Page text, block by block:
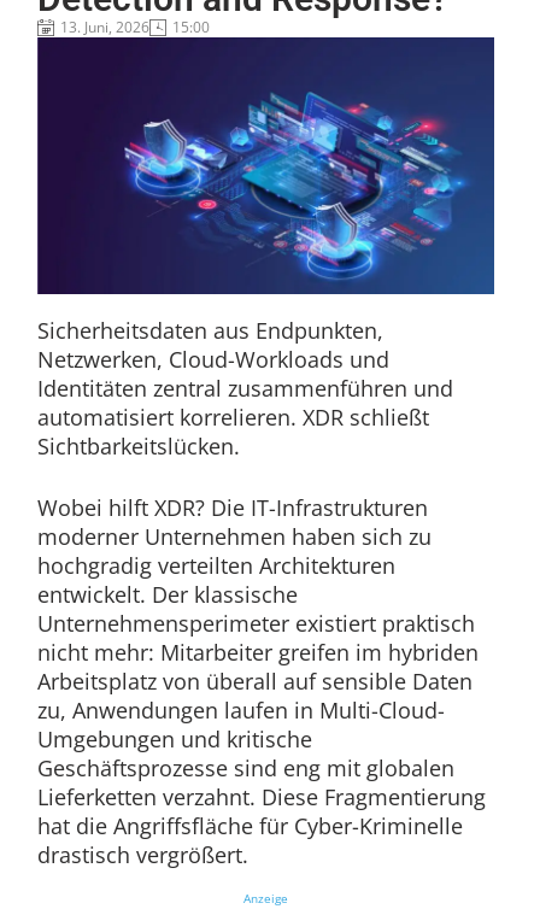
13. Juni, 2026 15:00
Sicherheitsdaten aus Endpunkten,
Netzwerken, Cloud-Workloads und
Identitäten zentral zusammenführen und
automatisiert korrelieren. XDR schließt
Sichtbarkeitslücken.
Wobei hilft XDR? Die IT-Infrastrukturen
moderner Unternehmen haben sich zu
hochgradig verteilten Architekturen
entwickelt. Der klassische
Unternehmensperimeter existiert praktisch
nicht mehr: Mitarbeiter greifen im hybriden
Arbeitsplatz von überall auf sensible Daten
zu, Anwendungen laufen in Multi-Cloud-
Umgebungen und kritische
Geschäftsprozesse sind eng mit globalen
Lieferketten verzahnt. Diese Fragmentierung
hat die Angriffsfläche für Cyber-Kriminelle
drastisch vergrößert.
Anzeige